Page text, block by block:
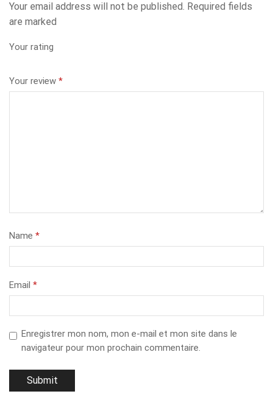
Your email address will not be published. Required fields
are marked
Your rating
Your review *
Name *
Email *
Enregistrer mon nom, mon e-mail et mon site dans le
navigateur pour mon prochain commentaire.